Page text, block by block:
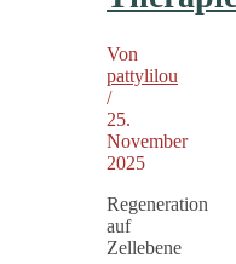
Von
pattylilou
/
25.
November
2025
Regeneration
auf
Zellebene